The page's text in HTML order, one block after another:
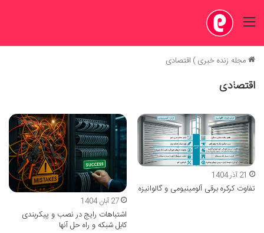
منو
مجله زنده خبری) اقتصادی
اقتصادی
28 آذر 1404
21 آذر 1404
تفاوت کرکره برقی آلومینیومی و گالوانیزه
27 آبان 1404
اشتباهات رایج در نصب و پیکربندی
کابل شبکه و راه حل آنها